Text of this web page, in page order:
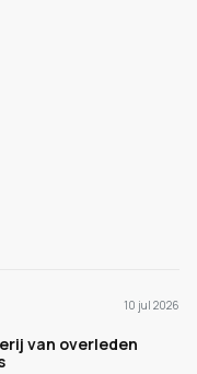
10 jul 2026
van overleden